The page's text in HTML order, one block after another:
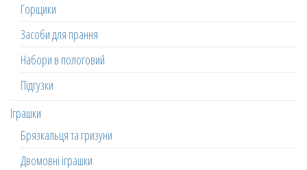
Горщики
Засоби для прання
Набори в пологовий
Підгузки
Іграшки
Брязкальця та гризуни
Двомовні іграшки